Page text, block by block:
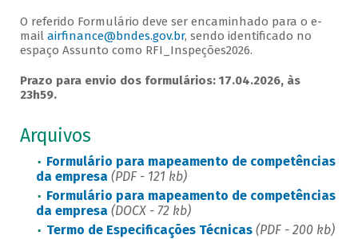
O referido Formulário deve ser encaminhado para o e-
mail airfinance@bndes.gov.br, sendo identificado no
espaço Assunto como RFI_Inspeções2026.
Prazo para envio dos formulários: 17.04.2026, às
23h59.
Arquivos
Formulário para mapeamento de competências
da empresa (PDF - 121 kb)
Formulário para mapeamento de competências
da empresa (DOCX - 72 kb)
Termo de Especificações Técnicas (PDF - 200 kb)